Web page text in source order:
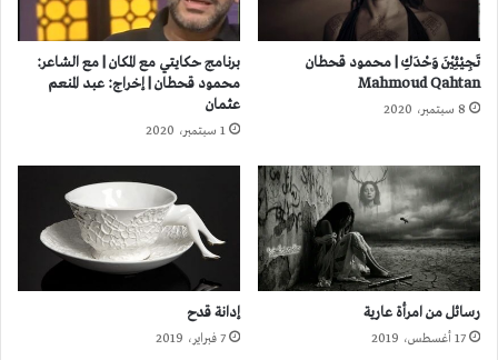
تَجِيْئِيْنَ وَحْدَكِ | محمود قحطان
Mahmoud Qahtan
8 سبتمبر، 2020
برنامج حكايتي مع المكان | مع الشاعر:
محمود قحطان | إخراج: عبد المنعم
عثمان
1 سبتمبر، 2020
رسائل من امرأة عارية
17 أغسطس، 2019
إدانة قدح
7 فبراير، 2019